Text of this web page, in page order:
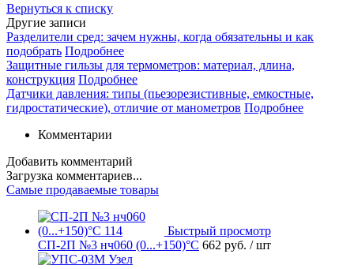
Вернуться к списку
Другие записи
Разделители сред: зачем нужны, когда обязательны и как
подобрать Подробнее
Защитные гильзы для термометров: материал, длина,
конструкция Подробнее
Датчики давления: типы (пьезорезистивные, емкостные,
гидростатические), отличие от манометров Подробнее
Комментарии
Добавить комментарий
Загрузка комментариев...
Самые продаваемые товары
Быстрый просмотр
СП-2П №3 нч060 (0...+150)°С 662 руб. / шт